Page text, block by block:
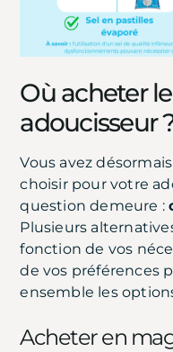
Où acheter
adoucisseur
Vous avez
choisir pour votre
question demeure :
Plusieurs
fonction de vos
de vos préférences
ensemble les
Acheter en